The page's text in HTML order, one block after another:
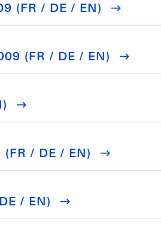
(FR / DE / EN)
(FR / DE / EN)
/ DE / EN)
/ EN)